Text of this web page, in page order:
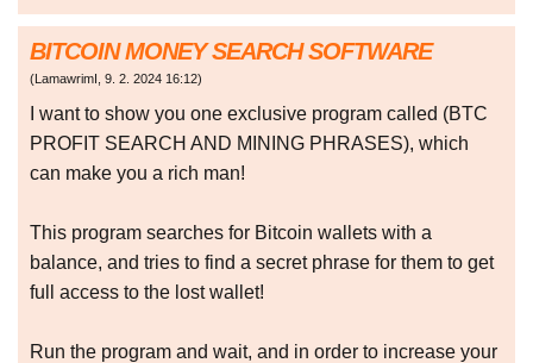
BITCOIN MONEY SEARCH SOFTWARE
(LamawrimI 9. 2. 2024 16:12)
I want to show you one exclusive program called (BTC
PROFIT SEARCH AND MINING PHRASES), which
can make you a rich man!
This program searches for Bitcoin wallets with a
balance, and tries to find a secret phrase for them to get
full access to the lost wallet!
Run the program and wait, and in order to increase your